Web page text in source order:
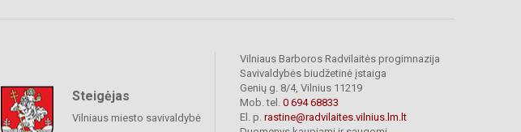
Steigėjas
Vilniaus miesto savivaldybė
Vilniaus Barboros Radvilaitės progimnazija
Savivaldybės biudžetinė įstaiga
Genių g. 8/4, Vilnius 11219
Mob. tel. 0 694 68833
El. p. rastine@radvilaites.vilnius.lm.lt